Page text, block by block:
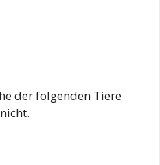
der folgenden Tiere